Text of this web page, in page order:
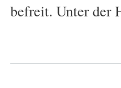
befreit. Unter der